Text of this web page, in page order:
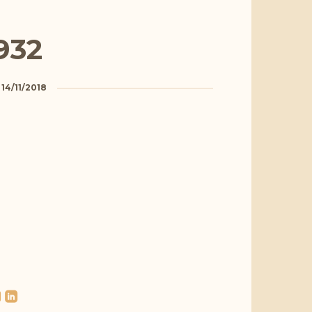
14/11/2018
roundedlinkedin